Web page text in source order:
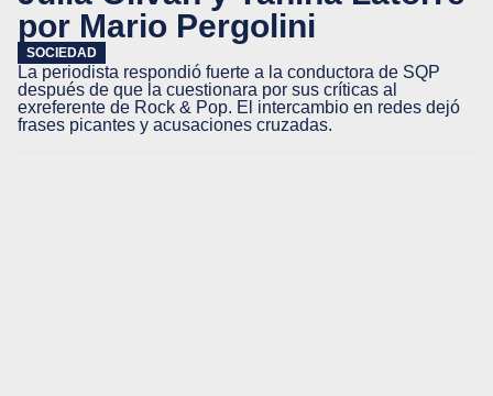
por Mario Pergolini
SOCIEDAD
La periodista respondió fuerte a la conductora de SQP
después de que la cuestionara por sus críticas al
exreferente de Rock & Pop. El intercambio en redes dejó
frases picantes y acusaciones cruzadas.